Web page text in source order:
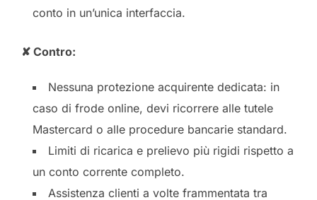
conto in un’unica interfaccia.
✘ Contro:
Nessuna protezione acquirente dedicata: in
caso di frode online, devi ricorrere alle tutele
Mastercard o alle procedure bancarie standard.
Limiti di ricarica e prelievo più rigidi rispetto a
un conto corrente completo.
Assistenza clienti a volte frammentata tra